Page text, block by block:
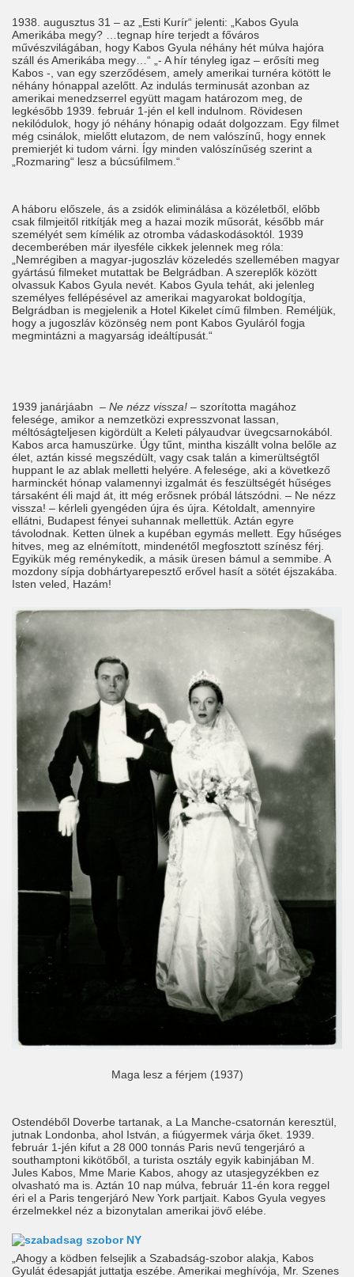
1938. augusztus 31 – az „Esti Kurír“ jelenti: „Kabos Gyula
Amerikába megy? …tegnap híre terjedt a főváros
művészvilágában, hogy Kabos Gyula néhány hét múlva hajóra
száll és Amerikába megy…“ „- A hír tényleg igaz – erősíti meg
Kabos -, van egy szerződésem, amely amerikai turnéra kötött le
néhány hónappal azelőtt. Az indulás terminusát azonban az
amerikai menedzserrel együtt magam határozom meg, de
legkésőbb 1939. február 1-jén el kell indulnom. Rövidesen
nekilódulok, hogy jó néhány hónapig odaát dolgozzam. Egy filmet
még csinálok, mielőtt elutazom, de nem valószínű, hogy ennek
premierjét ki tudom várni. Így minden valószínűség szerint a
„Rozmaring“ lesz a búcsúfilmem.“
A háboru előszele, ás a zsidók eliminálása a közéletből, előbb
csak filmjeitől ritkítják meg a hazai mozik műsorát, később már
személyét sem kímélik az otromba vádaskodásoktól. 1939
decemberében már ilyesféle cikkek jelennek meg róla:
„Nemrégiben a magyar-jugoszláv közeledés szellemében magyar
gyártású filmeket mutattak be Belgrádban. A szereplők között
olvassuk Kabos Gyula nevét. Kabos Gyula tehát, aki jelenleg
személyes fellépésével az amerikai magyarokat boldogítja,
Belgrádban is megjelenik a Hotel Kikelet című filmben. Reméljük,
hogy a jugoszláv közönség nem pont Kabos Gyuláról fogja
megmintázni a magyarság ideáltípusát.“
1939 janárjáabn – Ne nézz vissza! – szorította magához
felesége, amikor a nemzetközi expresszvonat lassan,
méltóságteljesen kigördült a Keleti pályaudvar üvegcsarnokából.
Kabos arca hamuszürke. Úgy tűnt, mintha kiszállt volna belőle az
élet, aztán kissé megszédült, vagy csak talán a kimerültségtől
huppant le az ablak melletti helyére. A felesége, aki a következő
harminckét hónap valamennyi izgalmát és feszültségét hűséges
társaként éli majd át, itt még erősnek próbál látszódni. – Ne nézz
vissza! – kérleli gyengéden újra és újra. Kétoldalt, amennyire
ellátni, Budapest fényei suhannak mellettük. Aztán egyre
távolodnak. Ketten ülnek a kupéban egymás mellett. Egy hűséges
hitves, meg az elnémított, mindenétől megfosztott színész férj.
Egyikük még reménykedik, a másik üresen bámul a semmibe. A
mozdony sípja dobhártyarepesztő erővel hasít a sötét éjszakába.
Isten veled, Hazám!
Maga lesz a férjem (1937)
Ostendéből Doverbe tartanak, a La Manche-csatornán keresztül,
jutnak Londonba, ahol István, a fiúgyermek várja őket. 1939.
február 1-jén kifut a 28 000 tonnás Paris nevű tengerjáró a
southamptoni kikötőből, a turista osztály egyik kabinjában M.
Jules Kabos, Mme Marie Kabos, ahogy az utasjegyzékben ez
olvasható ma is. Aztán 10 nap múlva, február 11-én kora reggel
éri el a Paris tengerjáró New York partjait. Kabos Gyula vegyes
érzelmekkel néz a bizonytalan amerikai jövő elébe.
„Ahogy a ködben felsejlik a Szabadság-szobor alakja, Kabos
Gyulát édesapját juttatja eszébe. Amerikai meghívója, Mr. Szenes